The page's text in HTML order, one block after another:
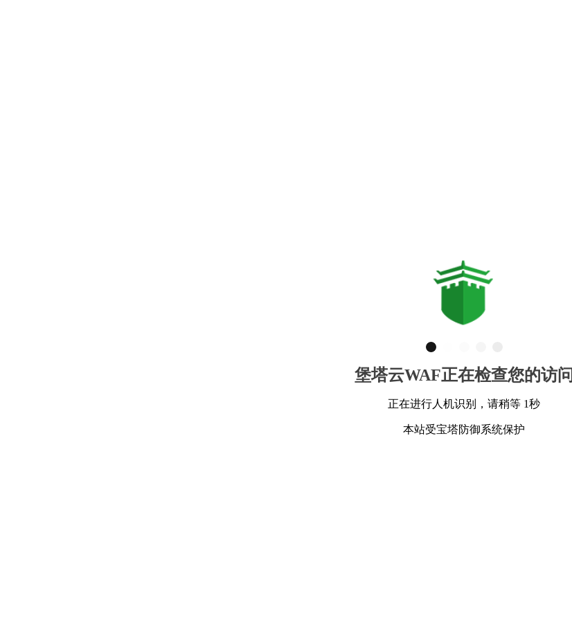
堡塔云WAF正在检查您的访问
正在进行人机识别，请稍等 1秒
本站受宝塔防御系统保护